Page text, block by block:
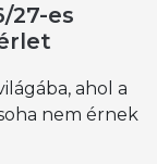
27-es
ahol a
nem érnek